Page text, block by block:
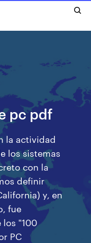
pc pdf
la actividad
los sistemas
con la
definir
y, en
fue
"100
PC